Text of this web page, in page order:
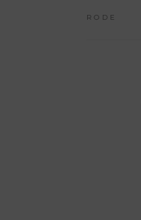
RODE